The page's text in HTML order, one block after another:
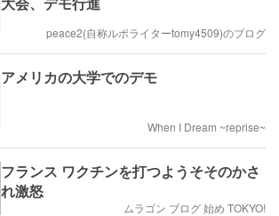
peace2(自称ルポライターtomy4509)のブログ
アメリカの大学でのデモ
When I Dream ~reprise~
フランス ワクチンを打つようそそのかさ
れ激怒
ムラゴン ブログ 始め TOKYO!